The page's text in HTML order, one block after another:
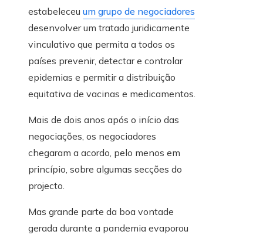
estabeleceu um grupo de negociadores
desenvolver um tratado juridicamente
vinculativo que permita a todos os
países prevenir, detectar e controlar
epidemias e permitir a distribuição
equitativa de vacinas e medicamentos.
Mais de dois anos após o início das
negociações, os negociadores
chegaram a acordo, pelo menos em
princípio, sobre algumas secções do
projecto.
Mas grande parte da boa vontade
gerada durante a pandemia evaporou